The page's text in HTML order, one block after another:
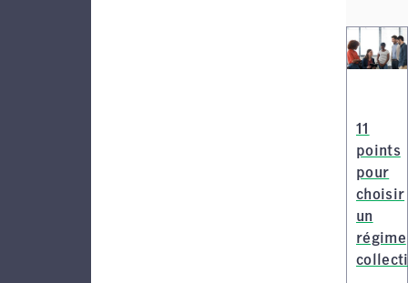
11
points
pour
choisir
un
régime